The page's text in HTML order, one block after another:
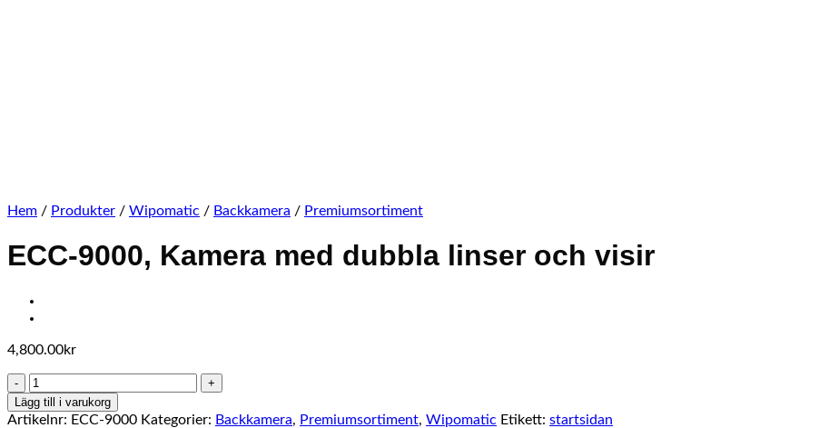
Hem / Produkter / Wipomatic / Backkamera / Premiumsortiment
ECC-9000, Kamera med dubbla linser och visir
4,800.00kr
ECC-
9000,
Kamera
Lägg till i varukorg
Artikelnr: ECC-9000 Kategorier: Backkamera, Premiumsortiment, Wipomatic Etikett: startsidan